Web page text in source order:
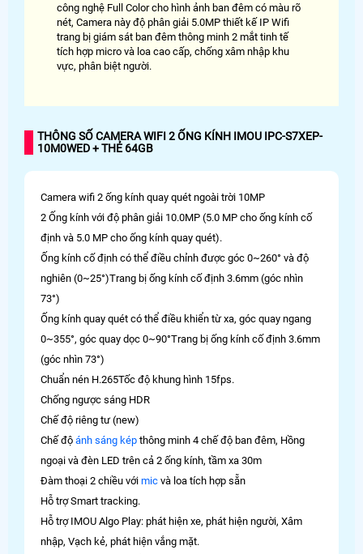
công nghệ Full Color cho hình ảnh ban đêm có màu rõ
nét, Camera này độ phân giải 5.0MP thiết kế IP Wifi
trang bị giám sát ban đêm thông minh 2 mắt tinh tế
tích hợp micro và loa cao cấp, chống xâm nhập khu
vực, phân biệt người.
THÔNG SỐ CAMERA WIFI 2 ỐNG KÍNH IMOU IPC-S7XEP-
10M0WED + THẺ 64GB
Camera wifi 2 ống kính quay quét ngoài trời 10MP
2 Ống kính với độ phân giải 10.0MP (5.0 MP cho ống kính cố
định và 5.0 MP cho ống kính quay quét).
Ống kính cố định có thể điều chỉnh được góc 0~260° và độ
nghiên (0~25°)Trang bị ống kính cố định 3.6mm (góc nhìn
73°)
Ống kính quay quét có thể điều khiển từ xa, góc quay ngang
0~355°, góc quay dọc 0~90°Trang bị ống kính cố định 3.6mm
(góc nhìn 73°)
Chuẩn nén H.265Tốc độ khung hình 15fps.
Chống ngược sáng HDR
Chế độ riêng tư (new)
Chế độ ánh sáng kép thông minh 4 chế độ ban đêm, Hồng
ngoại và đèn LED trên cả 2 ống kính, tầm xa 30m
Đàm thoại 2 chiều với mic và loa tích hợp sẵn
Hỗ trợ Smart tracking.
Hỗ trợ IMOU Algo Play: phát hiện xe, phát hiện người, Xâm
nhập, Vạch kẻ, phát hiện vắng mặt.